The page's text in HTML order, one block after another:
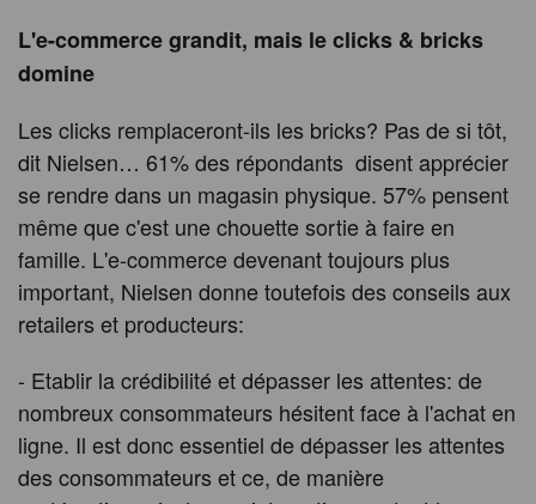
L'e-commerce grandit, mais le clicks & bricks
domine
Les clicks remplaceront-ils les bricks? Pas de si tôt,
dit Nielsen… 61% des répondants disent apprécier
se rendre dans un magasin physique. 57% pensent
même que c'est une chouette sortie à faire en
famille. L'e-commerce devenant toujours plus
important, Nielsen donne toutefois des conseils aux
retailers et producteurs:
- Etablir la crédibilité et dépasser les attentes: de
nombreux consommateurs hésitent face à l'achat en
ligne. Il est donc essentiel de dépasser les attentes
des consommateurs et ce, de manière